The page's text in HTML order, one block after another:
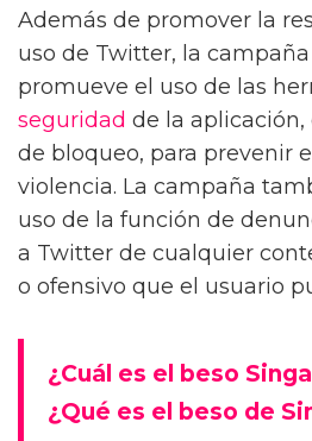
Además de promover la
uso de Twitter, la campaña
promueve el uso de las
seguridad de la
de bloqueo, para prevenir
violencia. La campaña
uso de la función de
a Twitter de cualquier
o ofensivo que el usuario
¿Cuál es el beso
¿Qué es el beso de